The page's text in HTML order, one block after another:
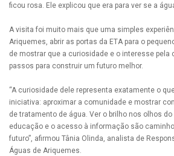
ficou rosa. Ele explicou que era para ver se a
A visita foi muito mais que uma simples
Ariquemes, abrir as portas da ETA para o
de mostrar que a curiosidade e o interesse pela
passos para construir um futuro melhor.
“A curiosidade dele representa exatamente o
iniciativa: aproximar a comunidade e mostrar
de tratamento de água. Ver o brilho nos olhos do
educação e o acesso à informação são
futuro”, afirmou Tânia Olinda, analista de
Águas de Ariquemes.